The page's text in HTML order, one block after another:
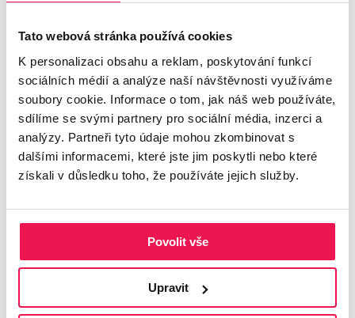
Tato webová stránka používá cookies
K personalizaci obsahu a reklam, poskytování funkcí
sociálních médií a analýze naší návštěvnosti využíváme
soubory cookie. Informace o tom, jak náš web používáte,
sdílíme se svými partnery pro sociální média, inzerci a
analýzy. Partneři tyto údaje mohou zkombinovat s
dalšími informacemi, které jste jim poskytli nebo které
získali v důsledku toho, že používáte jejich služby.
Povolit vše
Upravit
Ošetření dřeva v exteriéru
Rektifikační terče BUZON®
Rektifikační terče BUZON® - série PB
Rektifikační terče BUZON® - série DPH
U-BRS kolejnicový podpěrný systém
Univerzální příslušenství terčů Buzon
Fotogalerie
Naše tipy
O nás
Kontakt
prken Softline - pro inspiraci
Květináče jsou jedním z důležitých doplňků, který významnou
měrou dokreslují vzhled terasy. Mohou být z materiálů, které jsou
využity na zahradním nábytku nebo navazovat na další materiály
využité v okolí.